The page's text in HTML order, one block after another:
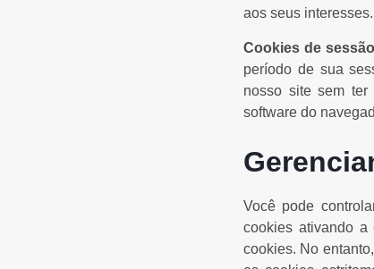
aos seus
Cookies de sessão
período de sua
nosso site sem ter
software do
Você pode
cookies ativando a
cookies. No